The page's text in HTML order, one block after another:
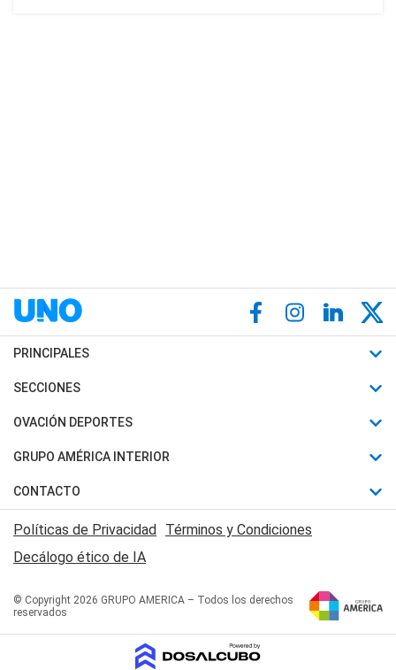
PRINCIPALES
Últimas Noticias
Política
Judiciales
Economia
SECCIONES
Horóscopo
Motores
Trucos caseros
Series y Películas
Edictos y Solicitadas
OVACIÓN DEPORTES
Fútbol
Mundial
Automovilismo
Rugby
Básquet
GRUPO AMÉRICA INTERIOR
Canal 7 en Vivo
San Juan 8
CONTACTO
Acerca de Nosotros
Contactanos
Políticas de Privacidad Términos y Condiciones
Decálogo ético de IA
© Copyright 2026 GRUPO AMERICA – Todos los derechos
reservados